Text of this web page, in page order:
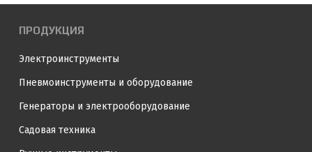
ПРОДУКЦИЯ
Электроинструменты
Пневмоинструменты и оборудование
Генераторы и электрооборудование
Садовая техника